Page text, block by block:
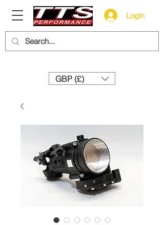
Login
GBP (£)